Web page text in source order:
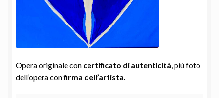
Opera originale con certificato di autenticità , più foto
dell’opera confirma dell’artista.